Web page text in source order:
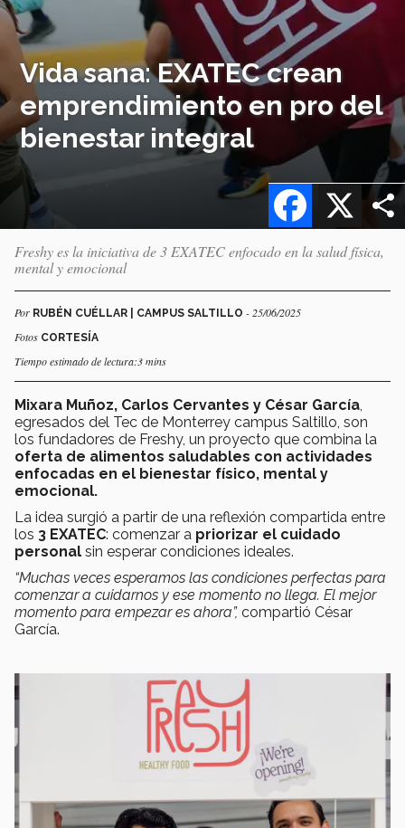
Vida sana: EXATEC crean
emprendimiento en pro del
bienestar integral
X
Facebook
Freshy es la iniciativa de 3 EXATEC enfocado en la salud física,
mental y emocional
Por RUBÉN CUÉLLAR | CAMPUS SALTILLO - 25/06/2025
Fotos CORTESÍA
Tiempo estimado de lectura:3 mins
Mixara Muñoz, Carlos Cervantes y César García
egresados del Tec de Monterrey campus Saltillo, son
los fundadores de Freshy, un proyecto que combina la
oferta de alimentos saludables con actividades
enfocadas en el bienestar físico, mental y
emocional.
La idea surgió a partir de una reflexión compartida entre
los 3 EXATEC: comenzar a priorizar el cuidado
personal sin esperar condiciones ideales.
“Muchas veces esperamos las condiciones perfectas para
comenzar a cuidarnos y ese momento no llega. El mejor
momento para empezar es ahora”, compartió César
García.